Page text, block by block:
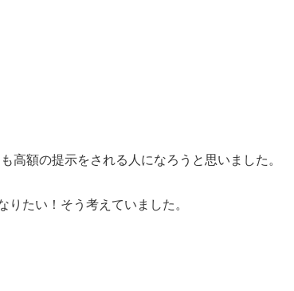
高額の提示をされる人になろうと思いました。
たい！そう考えていました。